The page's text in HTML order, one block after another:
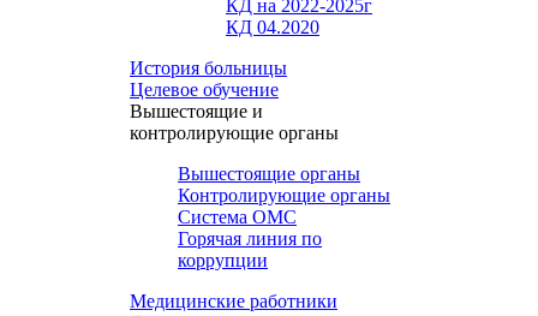
КД на 2022-2025г
КД 04.2020
История больницы
Целевое обучение
Вышестоящие и
контролирующие органы
Вышестоящие органы
Контролирующие органы
Система ОМС
Горячая линия по
коррупции
Медицинские работники